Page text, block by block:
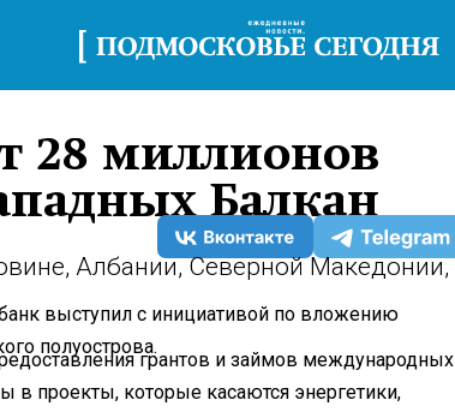
28 миллионов
Балкан
Албании, Северной Македонии,
выступил с инициативой по вложению
полуострова.
грантов и займов международных
в проекты, которые касаются энергетики,